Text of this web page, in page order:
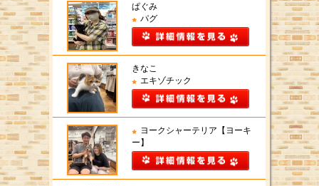
ぱぐみ
パグ
きなこ
エキゾチック
ヨークシャーテリア【ヨーキ
ー】